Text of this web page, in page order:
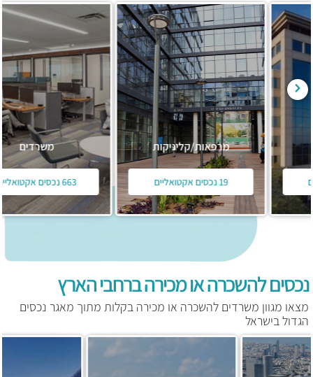
מרפאות/קליניקות משרדים
663 נכסים אקטואליים
נכסים להשכרה או מכירה ברחבי הארץ
מצאו מגוון משרדים להשכרה או מכירה בקלות מתוך מאגר נכסים
הגדול בישראל